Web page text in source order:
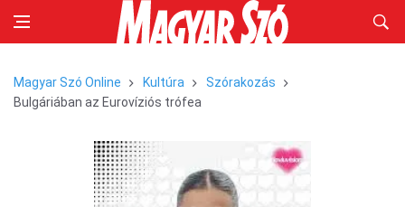
Magyar Szó Online Kultúra
Szórakozás
Bulgáriában az Eurovíziós trófea